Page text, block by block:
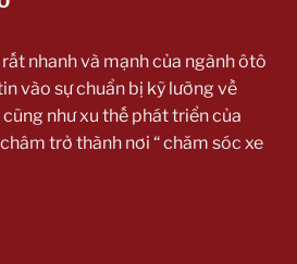
nhanh và mạnh của ngành ôtô
vào sự chuẩn bị kỹ lưỡng về
như xu thế phát triển của
trở thành nơi “ chăm sóc xe